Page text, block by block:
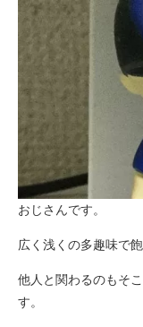
おじさんです。
広く浅くの多趣味で
他人と関わるのもそ
す。